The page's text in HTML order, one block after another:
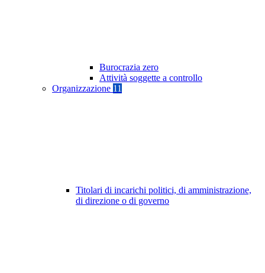
Burocrazia zero
Attività soggette a controllo
Organizzazione 11
Titolari di incarichi politici, di amministrazione,
di direzione o di governo